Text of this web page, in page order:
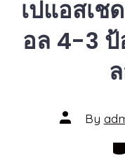
เปแอสเช
อล 4-3
Post
author
By